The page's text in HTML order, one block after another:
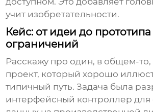
учит изобретательности.
Кейс: от идеи до
ограничений
Расскажу про один, в общем-
проект, который хорошо
типичный путь. Задача была
интерфейсный контроллер для